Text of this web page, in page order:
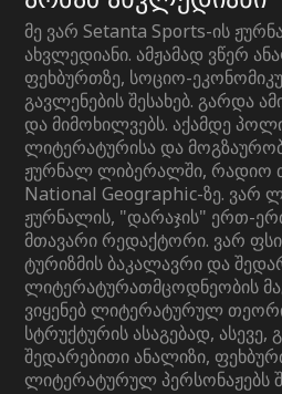
მე ვარ Setanta Sports-ის
ახვლედიანი. ამჟამად ვწერ
ფეხბურთზე, სოციო-
გავლენების შესახებ. გარდა
და მიმოხილვებს. აქამდე
ლიტერატურისა და
ჟურნალ ლიბერალში, რადიო
National Geographic-ზე. ვარ
ჟურნალის, "დარაჯის" ერთ-
მთავარი რედაქტორი. ვარ
ტურიზმის ბაკალავრი და
ლიტერატურათმცოდნეობის
ვიყენებ ლიტერატურულ
სტრუქტურის ასაგებად, ასევე,
შედარებითი ანალიზი,
ლიტერატურულ პერსონაჟებს